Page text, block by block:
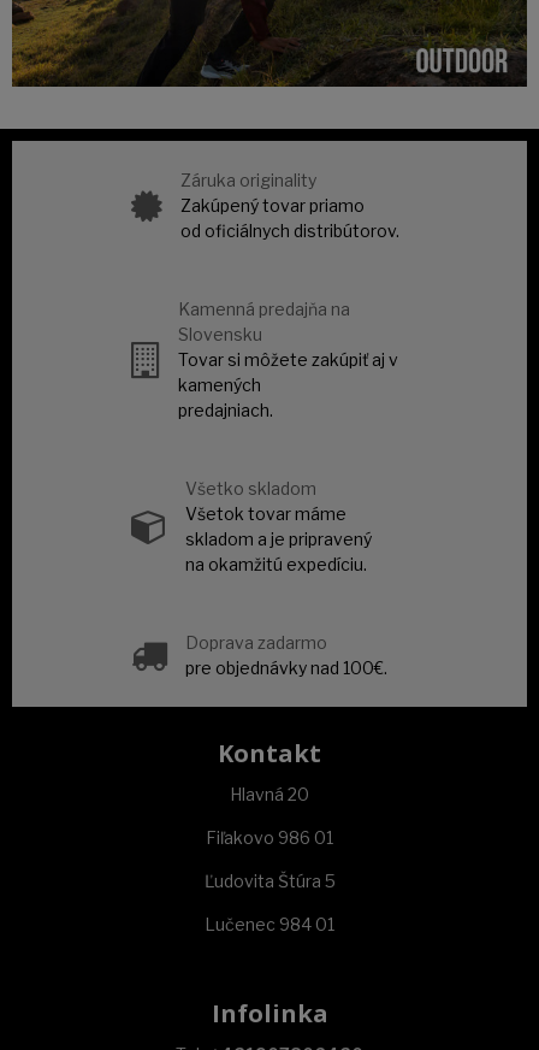
Záruka originality
Zakúpený tovar priamo
od oficiálnych distribútorov.
Kamenná predajňa na
Slovensku
Tovar si môžete zakúpiť aj v
kamených
predajniach.
Všetko skladom
Všetok tovar máme
skladom a je pripravený
na okamžitú expedíciu.
Doprava zadarmo
pre objednávky nad 100€.
Kontakt
Hlavná 20
Fiľakovo 986 01
Ľudovita Štúra 5
Lučenec 984 01
Infolinka